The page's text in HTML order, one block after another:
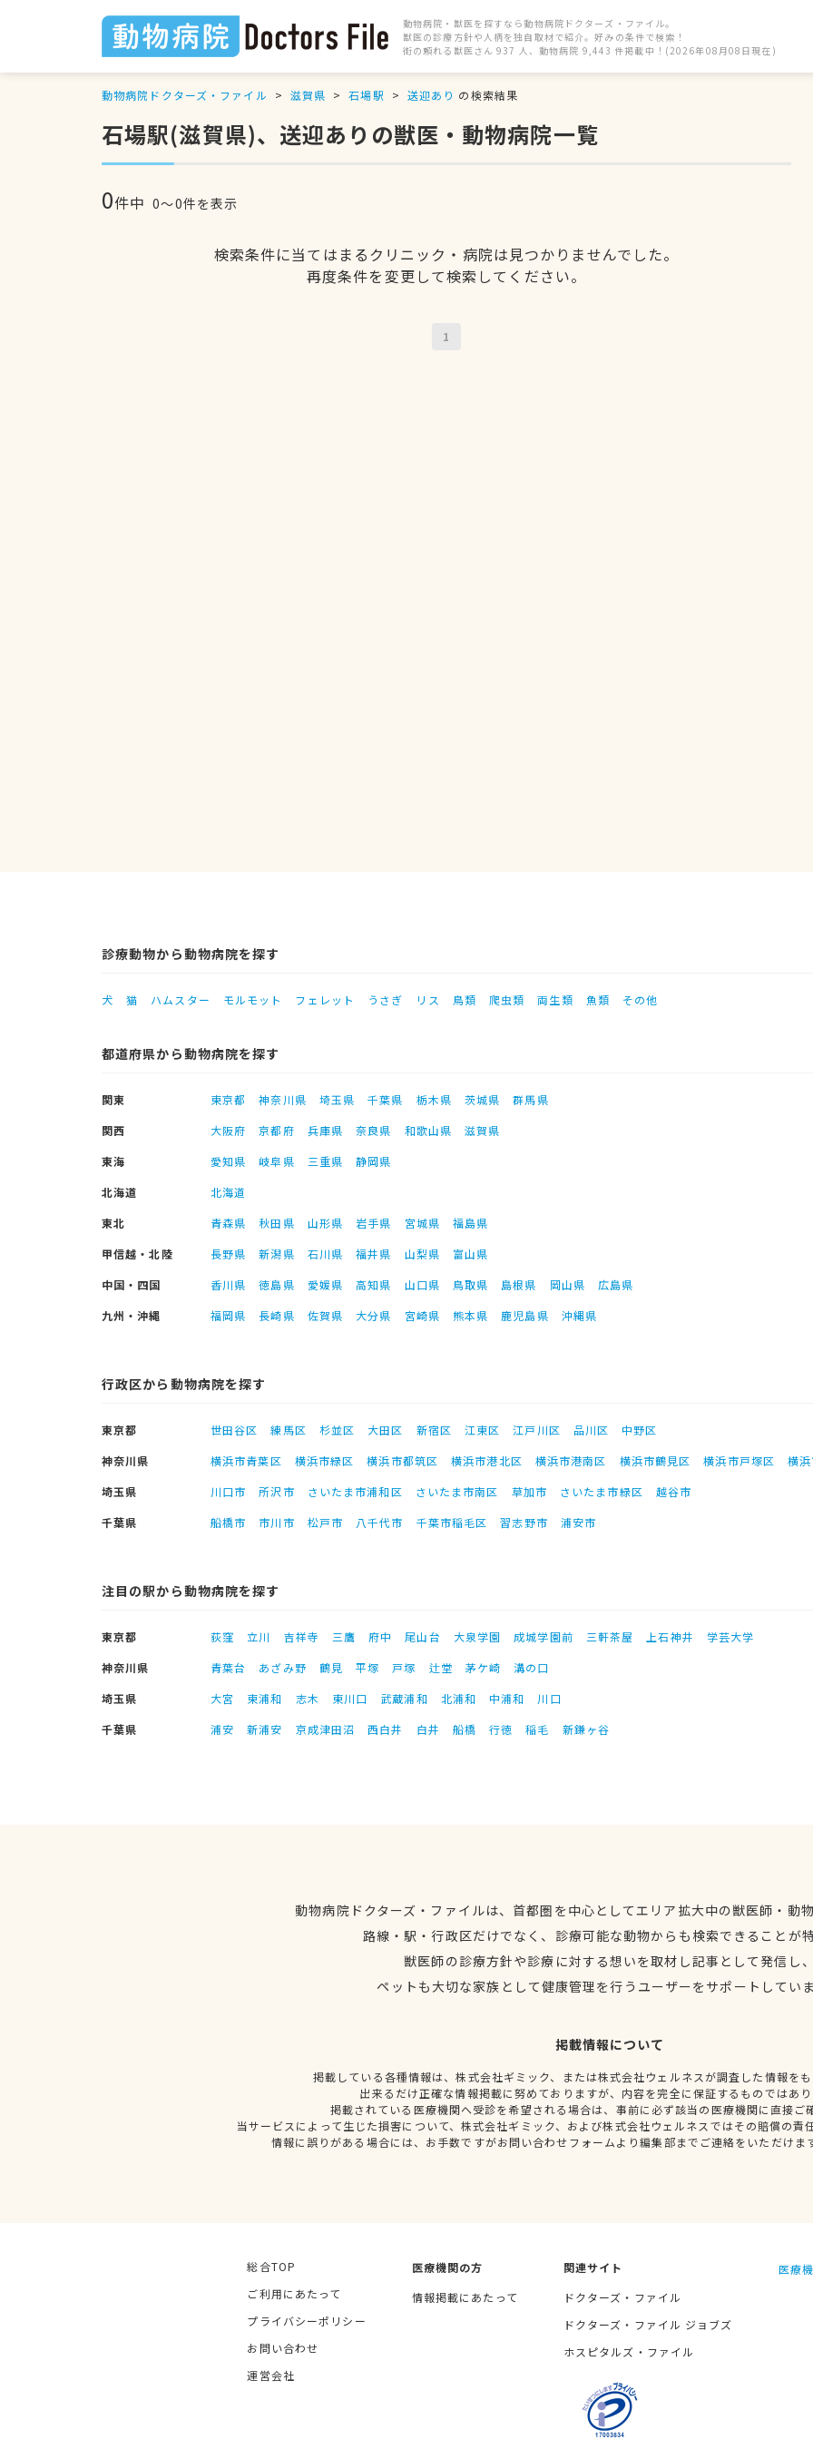
動物病院・獣医を探すなら動物病院ドクターズ・ファイル。
獣医の診療方針や人柄を独自取材で紹介。好みの条件で検索！
街の頼れる獣医さん 937 人、動物病院 9,443 件掲載中！(2026年08月08日現在)
動物病院ドクターズ・ファイル 滋賀県 石場駅 送迎あり の検索結果
石場駅(滋賀県)、送迎ありの獣医・動物病院一覧
0件中 0〜0件を表示
検索条件に当てはまるクリニック・病院は見つかりませんでした。
再度条件を変更して検索してください。
1
診療動物から動物病院を探す
犬 猫 ハムスター モルモット フェレット うさぎ リス 鳥類 爬虫類 両生類 魚類 その他
都道府県から動物病院を探す
関東 東京都 神奈川県 埼玉県 千葉県 栃木県 茨城県
群馬県
関西
大阪府 京都府 兵庫県 奈良県 和歌山県
滋賀県
東海
愛知県 岐阜県 三重県
静岡県
北海道
北海道
東北
青森県 秋田県 山形県 岩手県 宮城県
福島県
甲信越・北陸
長野県 新潟県 石川県 福井県 山梨県
富山県
中国・四国
香川県 徳島県 愛媛県 高知県 山口県 鳥取県 島根県 岡山県
広島県
九州・沖縄
福岡県 長崎県 佐賀県 大分県 宮崎県 熊本県 鹿児島県 沖縄県
行政区から動物病院を探す
東京都 世田谷区 練馬区 杉並区 大田区 新宿区 江東区 江戸川区 品川区
中野区
神奈川県
横浜市青葉区 横浜市緑区 横浜市都筑区 横浜市港北区 横浜市港南区 横浜市鶴見区 横浜市戸塚区
横
埼玉県
川口市 所沢市 さいたま市浦和区 さいたま市南区 草加市 さいたま市緑区
越谷市
千葉県
船橋市 市川市 松戸市 八千代市 千葉市稲毛区 習志野市 浦安市
注目の駅から動物病院を探す
東京都 荻窪 立川 吉祥寺 三鷹 府中 尾山台 大泉学園 成城学園前 三軒茶屋 上石神井
学芸大学
神奈川県
青葉台 あざみ野 鶴見 平塚 戸塚 辻堂 茅ケ崎
溝の口
埼玉県
大宮 東浦和 志木 東川口 武蔵浦和 北浦和 中浦和
川口
千葉県
浦安 新浦安 京成津田沼 西白井 白井 船橋 行徳 稲毛 新鎌ヶ谷
動物病院ドクターズ・ファイルは、首都圏を中心としてエリア拡大中の獣医師・動
路線・駅・行政区だけでなく、診療可能な動物からも検索できることが
獣医師の診療方針や診療に対する想いを取材し記事として発信し
ペットも大切な家族として健康管理を行うユーザーをサポートしてい
掲載情報について
掲載している各種情報は、株式会社ギミック、または株式会社ウェルネスが調査した情報を
出来るだけ正確な情報掲載に努めておりますが、内容を完全に保証するものではあ
掲載されている医療機関へ受診を希望される場合は、事前に必ず該当の医療機関に直接ご
当サービスによって生じた損害について、株式会社ギミック、および株式会社ウェルネスではその賠償の責
情報に誤りがある場合には、お手数ですがお問い合わせフォームより編集部までご連絡をいただけま
総合TOP
ご利用にあたって
プライバシーポリシー
お問い合わせ
運営会社
医療機関の方
情報掲載にあたって
関連サイト
ドクターズ・ファイル
ドクターズ・ファイル ジョブズ
ホスピタルズ・ファイル
医療